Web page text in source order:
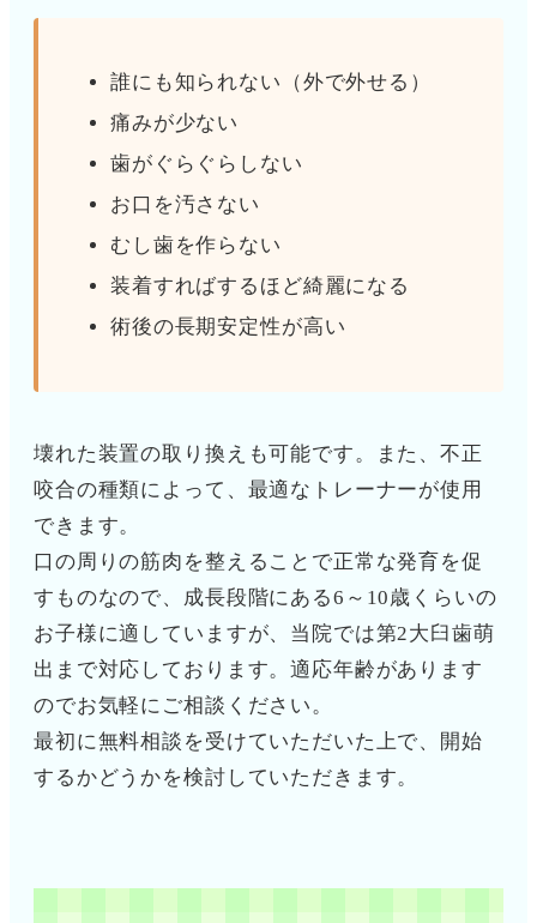
誰にも知られない（外で外せる）
痛みが少ない
歯がぐらぐらしない
お口を汚さない
むし歯を作らない
装着すればするほど綺麗になる
術後の長期安定性が高い
壊れた装置の取り換えも可能です。また、不正
咬合の種類によって、最適なトレーナーが使用
できます。
口の周りの筋肉を整えることで正常な発育を促
すものなので、成長段階にある6～10歳くらいの
お子様に適していますが、当院では第2大臼歯萌
出まで対応しております。適応年齢があります
のでお気軽にご相談ください。
最初に無料相談を受けていただいた上で、開始
するかどうかを検討していただきます。